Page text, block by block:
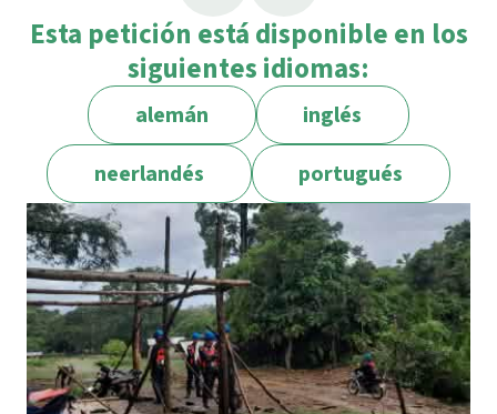
Esta petición está disponible en los
siguientes idiomas:
alemán
inglés
neerlandés
portugués